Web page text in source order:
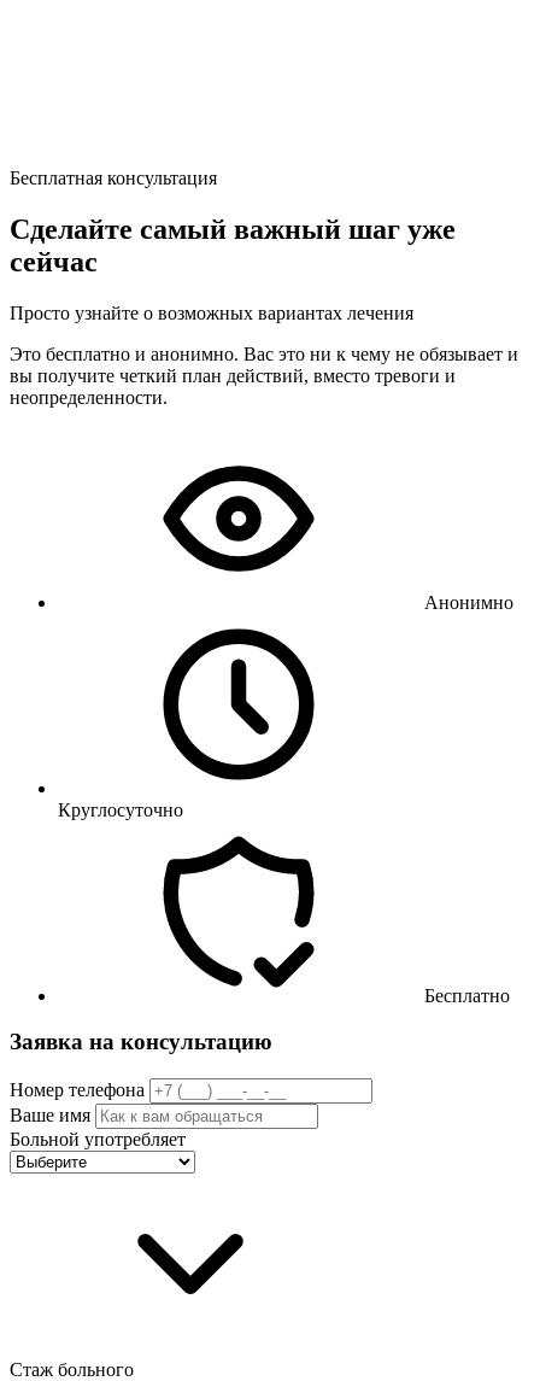
Бесплатная консультация
Сделайте самый важный шаг уже
сейчас
Просто узнайте о возможных вариантах лечения
Это бесплатно и анонимно. Вас это ни к чему не обязывает и
вы получите четкий план действий, вместо тревоги и
неопределенности.
Анонимно
Круглосуточно
Бесплатно
Заявка на консультацию
Номер телефона
Ваше имя
Больной употребляет
Стаж больного